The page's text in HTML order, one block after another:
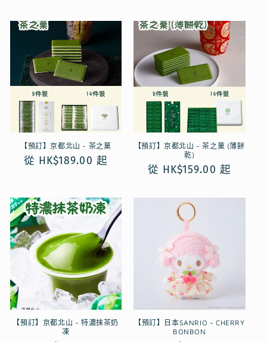
【預訂】京都北山 - 茶之菓
定
從 HK$189.00 起
【預訂】京都北山 - 茶之菓 (薄餅
乾)
定
從 HK$159.00 起
【預訂】京都北山 - 特濃抹茶奶
凍
【預訂】日本SANRIO - CHERRY
BONBON